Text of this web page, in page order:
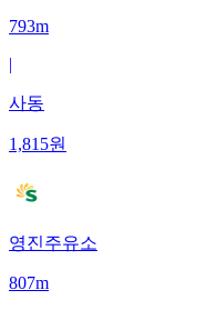
793m
|
사동
1,815원
영진주유소
807m